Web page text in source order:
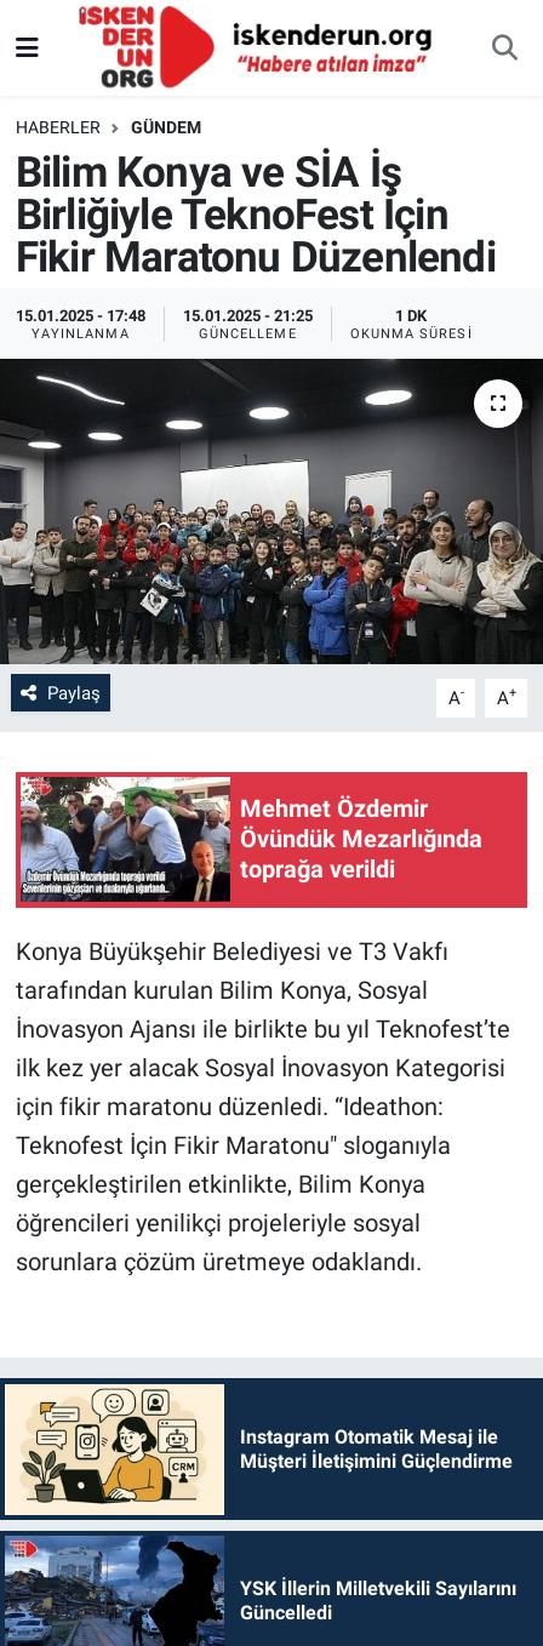
HABERLER GÜNDEM
Bilim Konya ve SİA İş
Birliğiyle TeknoFest İçin
Fikir Maratonu Düzenlendi
15.01.2025 - 17:48
YAYINLANMA
15.01.2025 - 21:25
GÜNCELLEME
1 DK
OKUNMA SÜRESI
Paylaş A- A+
Mehmet Özdemir
Övündük Mezarlığında
toprağa verildi
Konya Büyükşehir Belediyesi ve T3 Vakfı
tarafından kurulan Bilim Konya, Sosyal
İnovasyon Ajansı ile birlikte bu yıl Teknofest’te
ilk kez yer alacak Sosyal İnovasyon Kategorisi
için fikir maratonu düzenledi. “Ideathon:
Teknofest İçin Fikir Maratonu" sloganıyla
gerçekleştirilen etkinlikte, Bilim Konya
öğrencileri yenilikçi projeleriyle sosyal
sorunlara çözüm üretmeye odaklandı.
Instagram Otomatik Mesaj ile
Müşteri İletişimini Güçlendirme
YSK İllerin Milletvekili Sayılarını
Güncelledi